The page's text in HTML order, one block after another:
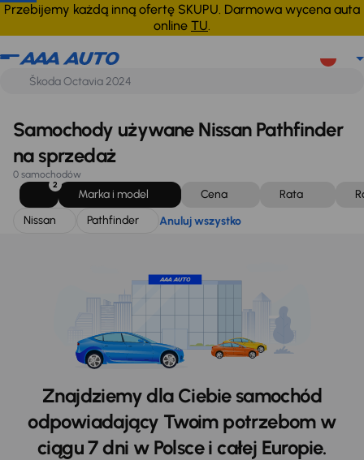
Przebijemy każdą inną ofertę SKUPU. Darmowa wycena auta
online TU.
Nissan Pathfinder Anuluj wszystko
Samochody używane Nissan Pathfinder
na sprzedaż
0 samochodów
2
Marka i model Cena Rata
Nissan
Pathfinder Anuluj wszystko
Znajdziemy dla Ciebie samochód
odpowiadający Twoim potrzebom w
ciągu 7 dni w Polsce i całej Europie.